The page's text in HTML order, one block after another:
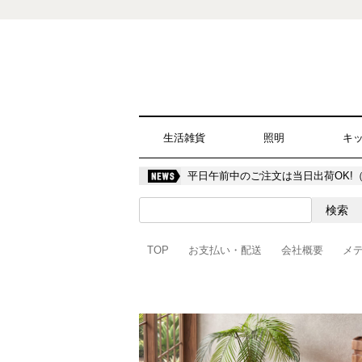
生活雑貨 照明 キ
平日午前中のご注文は当日出荷OK!
TOP お支払い・配送 会社概要 メ